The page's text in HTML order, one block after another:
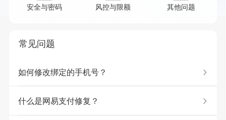
安全与密码 风控与限额 其他问题
常见问题
如何修改绑定的手机号？
什么是网易支付修复？